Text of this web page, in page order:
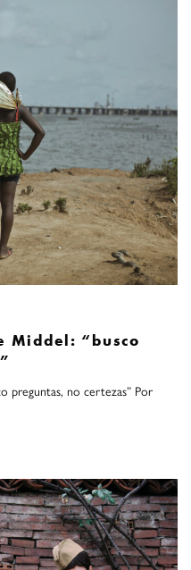
Middel: “busco
preguntas, no certezas” Por